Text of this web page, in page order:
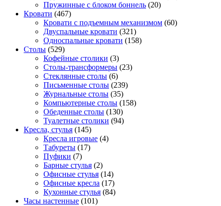
Пружинные с блоком боннель (20)
Кровати (467)
Кровати с подъемным механизмом (60)
Двуспальные кровати (321)
Односпальные кровати (158)
Столы (529)
Кофейные столики (3)
Столы-трансформеры (23)
Стеклянные столы (6)
Письменные столы (239)
Журнальные столы (35)
Компьютерные столы (158)
Обеденные столы (130)
Туалетные столики (94)
Кресла, стулья (145)
Кресла игровые (4)
Табуреты (17)
Пуфики (7)
Барные стулья (2)
Офисные стулья (14)
Офисные кресла (17)
Кухонные стулья (84)
Часы настенные (101)